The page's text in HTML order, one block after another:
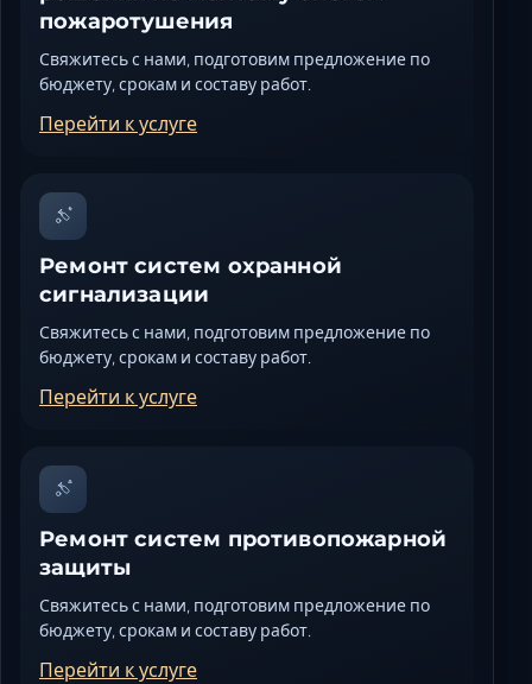
пожаротушения
Свяжитесь с нами, подготовим предложение по
бюджету, срокам и составу работ.
Перейти к услуге
Ремонт систем охранной
сигнализации
Свяжитесь с нами, подготовим предложение по
бюджету, срокам и составу работ.
Перейти к услуге
Ремонт систем противопожарной
защиты
Свяжитесь с нами, подготовим предложение по
бюджету, срокам и составу работ.
Перейти к услуге